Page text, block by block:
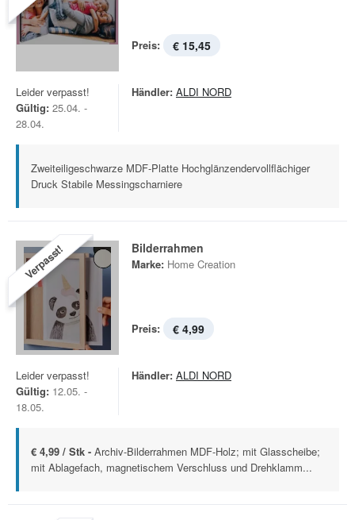
Preis: € 15,45
Leider verpasst!
Gültig: 25.04. -
28.04.
Händler: ALDI NORD
Zweiteiligeschwarze MDF-Platte Hochglänzendervollflächiger
Druck Stabile Messingscharniere
Verpasst! Bilderrahmen
Marke: Home Creation
Preis: € 4,99
Leider verpasst!
Gültig: 12.05. -
18.05.
Händler: ALDI NORD
€ 4,99 / Stk - Archiv-Bilderrahmen MDF-Holz; mit Glasscheibe;
mit Ablagefach, magnetischem Verschluss und Drehklamm...